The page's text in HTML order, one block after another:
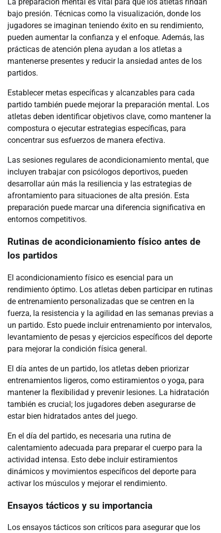
La preparación mental es vital para que los atletas rindan
bajo presión. Técnicas como la visualización, donde los
jugadores se imaginan teniendo éxito en su rendimiento,
pueden aumentar la confianza y el enfoque. Además, las
prácticas de atención plena ayudan a los atletas a
mantenerse presentes y reducir la ansiedad antes de los
partidos.
Establecer metas específicas y alcanzables para cada
partido también puede mejorar la preparación mental. Los
atletas deben identificar objetivos clave, como mantener la
compostura o ejecutar estrategias específicas, para
concentrar sus esfuerzos de manera efectiva.
Las sesiones regulares de acondicionamiento mental, que
incluyen trabajar con psicólogos deportivos, pueden
desarrollar aún más la resiliencia y las estrategias de
afrontamiento para situaciones de alta presión. Esta
preparación puede marcar una diferencia significativa en
entornos competitivos.
Rutinas de acondicionamiento físico antes de
los partidos
El acondicionamiento físico es esencial para un
rendimiento óptimo. Los atletas deben participar en rutinas
de entrenamiento personalizadas que se centren en la
fuerza, la resistencia y la agilidad en las semanas previas a
un partido. Esto puede incluir entrenamiento por intervalos,
levantamiento de pesas y ejercicios específicos del deporte
para mejorar la condición física general.
El día antes de un partido, los atletas deben priorizar
entrenamientos ligeros, como estiramientos o yoga, para
mantener la flexibilidad y prevenir lesiones. La hidratación
también es crucial; los jugadores deben asegurarse de
estar bien hidratados antes del juego.
En el día del partido, es necesaria una rutina de
calentamiento adecuada para preparar el cuerpo para la
actividad intensa. Esto debe incluir estiramientos
dinámicos y movimientos específicos del deporte para
activar los músculos y mejorar el rendimiento.
Ensayos tácticos y su importancia
Los ensayos tácticos son críticos para asegurar que los